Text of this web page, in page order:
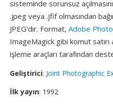
sisteminde sorunsuz
.jpeg veya .jfif olmasından
JPEG'dır. Format, Adobe
ImageMagick gibi komut
işleme araçları tarafından
Geliştirici: Joint Photographic
İlk yayın: 1992